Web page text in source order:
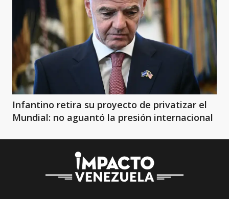
Infantino retira su proyecto de privatizar el
Mundial: no aguantó la presión internacional